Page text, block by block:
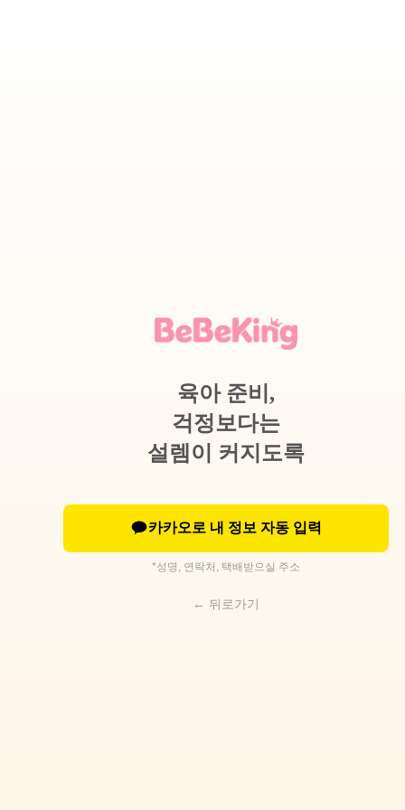
육아 준비,
걱정보다는
설렘이 커지도록
카카오로 내 정보 자동 입력
*성명, 연락처, 택배받으실 주소
← 뒤로가기